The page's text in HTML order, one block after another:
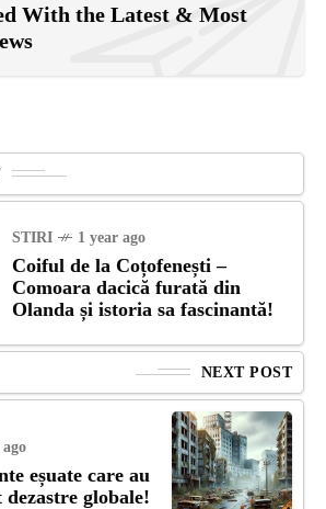
With the Latest & Most
STIRI 1 year ago
Coiful de la Coțofenești –
Comoara dacică furată din
Olanda și istoria sa fascinantă!
NEXT POST
eșuate care au
dezastre globale!